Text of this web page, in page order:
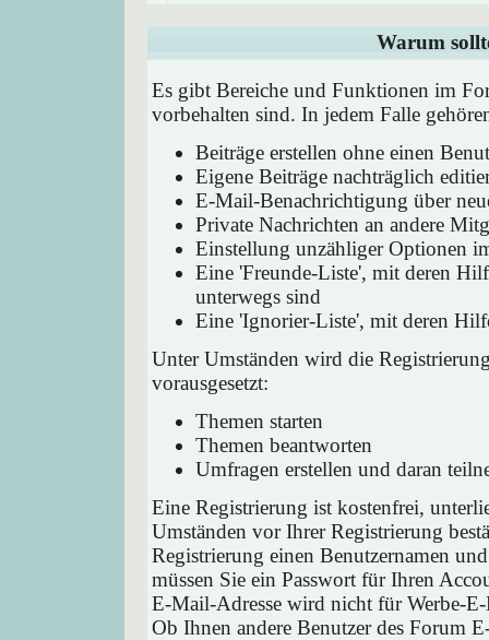
Warum
Es gibt Bereiche und Funktionen im
vorbehalten sind. In jedem Falle
Beiträge erstellen ohne einen
Eigene Beiträge nachträglich
E-Mail-Benachrichtigung über
Private Nachrichten an andere
Einstellung unzähliger Optionen
Eine 'Freunde-Liste', mit deren
unterwegs sind
Eine 'Ignorier-Liste', mit deren
Unter Umständen wird die
vorausgesetzt:
Themen starten
Themen beantworten
Umfragen erstellen und daran
Eine Registrierung ist kostenfrei,
Umständen vor Ihrer Registrierung
Registrierung einen Benutzernamen
müssen Sie ein Passwort für Ihren
E-Mail-Adresse wird nicht für Werbe-
Ob Ihnen andere Benutzer des Forum